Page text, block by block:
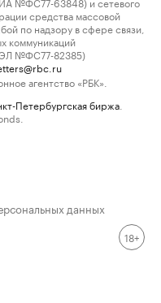
средства массовой
по надзору в сфере связи,
коммуникаций
ЭЛ №ФС77-82385)
агентство «РБК».
Петербургская биржа
данных
18+